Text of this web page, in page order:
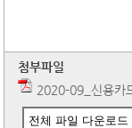
첨부파일
2020-09_신용카
전체 파일 다운로드